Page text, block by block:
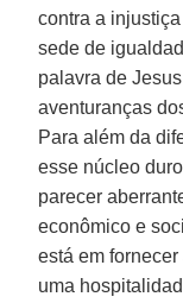
contra a
sede de
palavra de
aventuranças
Para além da
esse núcleo
parecer
econômico e
está em
uma